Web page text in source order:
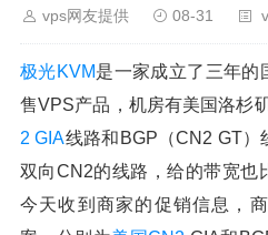
vps网友提供 08-31
极光KVM是一家成立了三年的
售VPS产品，机房有美国洛杉
2 GIA线路和BGP（CN2 GT）
双向CN2的线路，给的带宽也
今天收到商家的促销信息，